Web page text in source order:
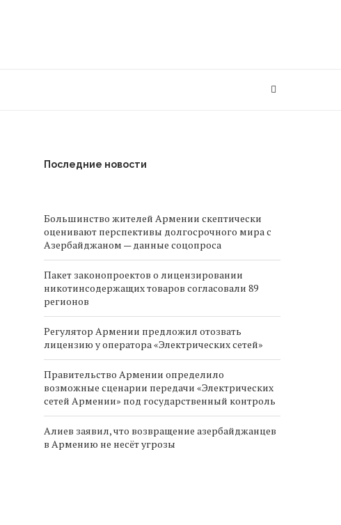
Последние новости
Большинство жителей Армении скептически
оценивают перспективы долгосрочного мира с
Азербайджаном — данные соцопроса
Пакет законопроектов о лицензировании
никотинсодержащих товаров согласовали 89
регионов
Регулятор Армении предложил отозвать
лицензию у оператора «Электрических сетей»
Правительство Армении определило
возможные сценарии передачи «Электрических
сетей Армении» под государственный контроль
Алиев заявил, что возвращение азербайджанцев
в Армению не несёт угрозы